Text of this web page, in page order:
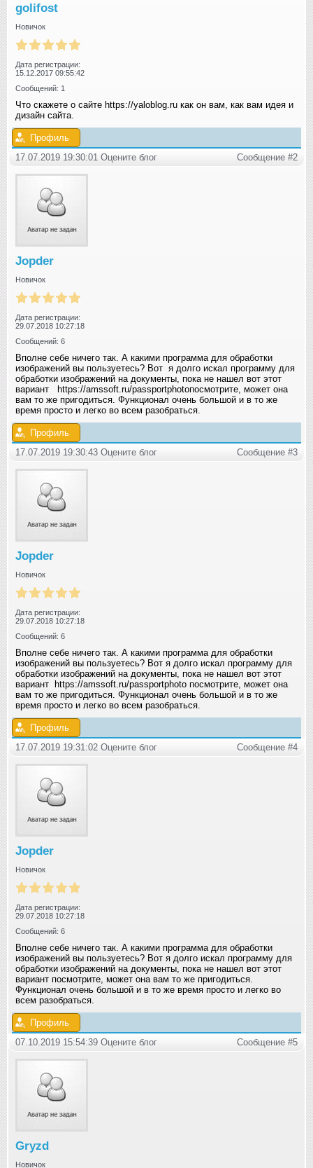
golifost
Новичок
Дата регистрации:
15.12.2017 09:55:42
Сообщений: 1
Что скажете о сайте https://yaloblog.ru как он вам, как вам идея и
дизайн сайта.
Профиль
17.07.2019 19:30:01 Оцените блог
Сообщение #2
Jopder
Новичок
Дата регистрации:
29.07.2018 10:27:18
Сообщений: 6
Вполне себе ничего так. А какими программа для обработки
изображений вы пользуетесь? Вот я долго искал программу для
обработки изображений на документы, пока не нашел вот этот
вариант https://amssoft.ru/passportphotoпосмотрите, может она
вам то же пригодиться. Функционал очень большой и в то же
время просто и легко во всем разобраться.
Профиль
17.07.2019 19:30:43 Оцените блог
Сообщение #3
Jopder
Новичок
Дата регистрации:
29.07.2018 10:27:18
Сообщений: 6
Вполне себе ничего так. А какими программа для обработки
изображений вы пользуетесь? Вот я долго искал программу для
обработки изображений на документы, пока не нашел вот этот
вариант https://amssoft.ru/passportphoto посмотрите, может она
вам то же пригодиться. Функционал очень большой и в то же
время просто и легко во всем разобраться.
Профиль
17.07.2019 19:31:02 Оцените блог
Сообщение #4
Jopder
Новичок
Дата регистрации:
29.07.2018 10:27:18
Сообщений: 6
Вполне себе ничего так. А какими программа для обработки
изображений вы пользуетесь? Вот я долго искал программу для
обработки изображений на документы, пока не нашел вот этот
вариант посмотрите, может она вам то же пригодиться.
Функционал очень большой и в то же время просто и легко во
всем разобраться.
Профиль
07.10.2019 15:54:39 Оцените блог
Сообщение #5
Gryzd
Новичок